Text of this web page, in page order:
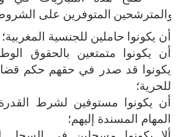
والمترشحين المتوفرين على الشروط
أن يكونوا حاملين للجنسية المغربية؛
أن يكونوا متمتعين بالحقوق
يكونوا قد صدر في حقهم حكم
للحرية؛
أن يكونوا مستوفين لشرط القدرة
المهام المسندة إليهم؛